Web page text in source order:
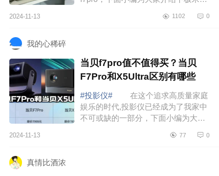
当贝F7Pro怎么选 极米rs10pro测
2024-11-13 1102 0
我的心稀碎
当贝f7pro值不值得买？当贝
F7Pro和X5Ultra区别有哪些
#投影仪#
在这个追求高质量家庭
娱乐的时代,投影仪已经成为了我家中
不可或缺的一部分，下面小编为大家
F7Pro和X5Ultra区别有哪些 当贝
2024-11-13 77 0
真情比酒浓